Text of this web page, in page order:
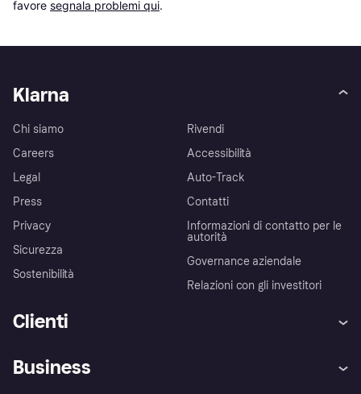
favore segnala problemi qui.
Klarna
Chi siamo
Careers
Legal
Press
Privacy
Sicurezza
Sostenibilità
Rivendi
Accessibilità
Auto-Track
Contatti
Informazioni di contatto per le
autorità
Governance aziendale
Relazioni con gli investitori
Clienti
Business